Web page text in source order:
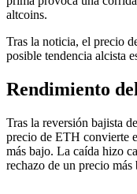
altcoins.
Tras la noticia, el precio
posible tendencia alcista
Rendimiento
Tras la reversión bajista
precio de ETH convierte
más bajo. La caída hizo
rechazo de un precio